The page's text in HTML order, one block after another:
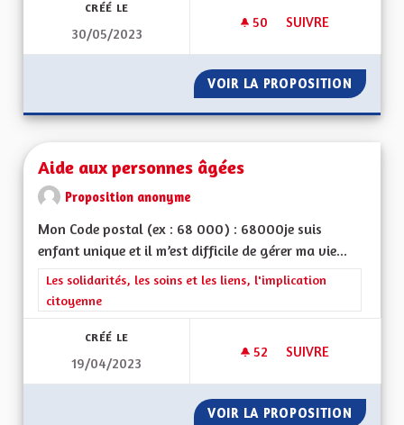
CRÉÉ LE
30/05/2023
50 50 ABONNÉS
SUIVRE
VOIR LA PROPOSITION AGIR
Aide aux personnes âgées
Proposition anonyme
Mon Code postal (ex : 68 000) : 68000je suis
enfant unique et il m’est difficile de gérer ma vie...
Filtrer les résultats de la catégorie : Les solidarités, les soins
Les solidarités, les soins et les liens, l'implication
citoyenne
CRÉÉ LE
19/04/2023
52 52 ABONNÉS
SUIVRE
VOIR LA PROPOSITION AIDE